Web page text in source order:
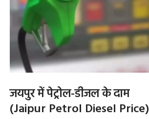
जयपुर में पेट्रोल-डीजल के दाम
(Jaipur Petrol Diesel Price)